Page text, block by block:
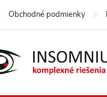
Obchodné podmienky